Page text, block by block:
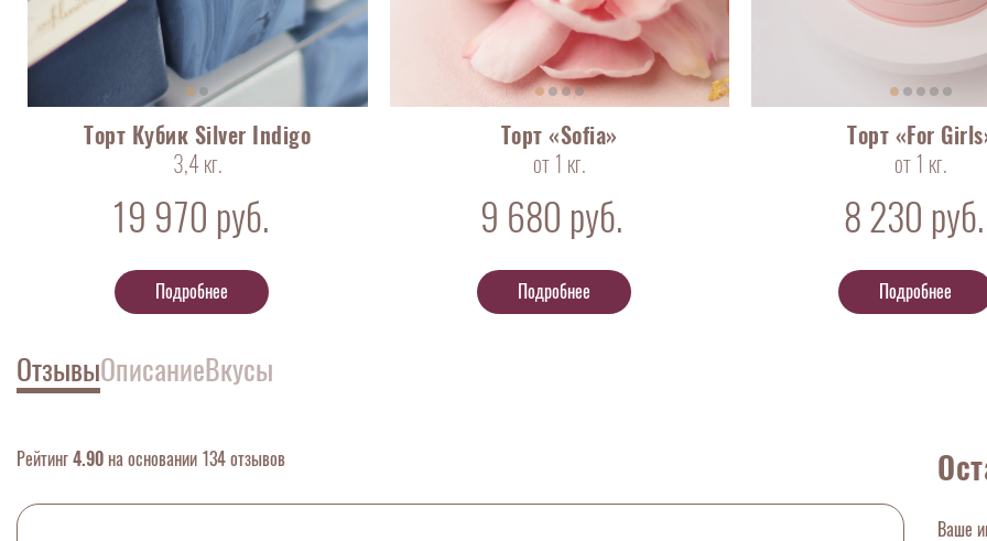
Торт Кубик Silver Indigo
3,4 кг.
19 970 руб.
Подробнее
Торт «Sofia»
от 1 кг.
9 680 руб.
Подробнее
Торт «For
от 1 кг.
8 230 руб.
Подробнее
ОтзывыОписаниеВкусы
Рейтинг4.90 на основании 134 отзывов
Ваше